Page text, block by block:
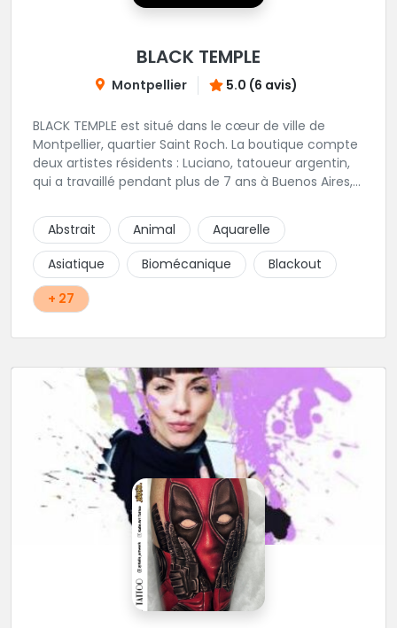
BLACK TEMPLE
Montpellier 5.0 (6 avis)
BLACK TEMPLE est situé dans le cœur de ville de
Montpellier, quartier Saint Roch. La boutique compte
deux artistes résidents : Luciano, tatoueur argentin,
qui a travaillé pendant plus de 7 ans à Buenos Aires,
qui a travaillé dans plusieurs boutiques de la ville
avant de rejoindre notre équipe. La boutique
accueille plusieurs artistes tatoueurs en tant que
guests tout au long de l'année afin de proposer
d'autres styles.
Abstrait Animal
Aquarelle
Asiatique
Biomécanique
Blackout
+ 27